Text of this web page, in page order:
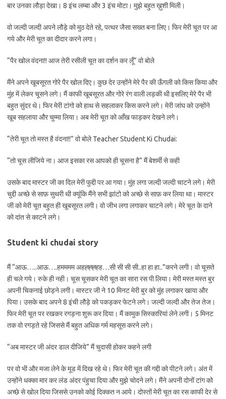
बार उनका लौड़ा देखा। 8 इंच लम्बा और 3 इंच मोटा। मुझे बहुत ख़ुशी मिली।
वो जल्दी जल्दी अपने लौड़े को मुठ देते रहे, पत्थर जैसा सख्त बना लिए। फिर मेरी चूत पर आ
गये और मेरी चूत का दीदार करने लगा।
“पैर खोल वंदना!! आज तेरी रसीली चूत का दर्शन कर लूँ” वो बोले
मैंने अपने खूबसूरत गोरे पैर खोल दिए। कुछ देर उन्होंने मेरे पैर की ऊँगली को किस किया और
मुंह में लेकर चूसने लगे। मैं काफी खूबसूरत और गोरे रंग वाली लड़की थी इसलिए मेरे पैर भी
बहुत सुंदर थे। फिर मेरी टांगो को हाथ से सहलाकर किस करने लगे। मेरी जांघ को उन्होंने
खूब सहलाया और चुम्मा लिया। अब मेरी चूत को आँख फाड़कर देखने लगे।
“तेरी चूत तो मस्त है वंदना!!” वो बोले Teacher Student Ki Chudai:
“तो चूस लीजिये ना। आज इसका रस आपको ही चूसना है” मैं बेशर्मी से कही
उसके बाद मास्टर जी का दिल मेरी फुद्दी पर आ गया। मुंह लगा जल्दी जल्दी चाटने लगे। मेरी
चुद्दी अच्छे से साफ़ सुथरी थी क्यूंकि मैंने सभी झांटो को अच्छे से साफ़ कर लिया था। मास्टर
जी को मेरी चूत बहुत ही खूबसूरत लगी। वो जीभ लगा लगाकर चाटने लगे। मेरे चूत के दाने
को दांत से काटने लगे।
Student ki chudai story
मैं “आऊ…..आऊ….हमममम अहह्ह्ह्हह…सी सी सी सी..हा हा हा..”करने लगी। वो चूसते
ही चले गये। रुके ही नही। चूस चूसकर मेरी चूत का सारा रस पी लिया। मेरी मस्त मस्त बुर
अपनी चिकनाई छोड़ने लगी। मास्टर जी ने 10 मिनट मेरी बुर को मुंह लगाकर खाया और
पिया। उसके बाद अपने 8 इंची लौड़े को पकड़कर फेटने लगे। जल्दी जल्दी और तेज तेज।
फिर मेरी चूत पर रखकर रगड़ना शुरू कर दिया। मैं कामुक सिस्कारियां लेने लगी। 5 मिनट
तक वो रगड़ते रहे जिससे मैं बहुत अधिक गर्म महसूस करने लगे।
“अब मास्टर जी अंदर डाल दीजिये” मैं चुदासी होकर कहने लगी
पर वो भी और मजा लेने के मूड में दिख रहे थे। फिर मेरी चूत की गद्दी को पीटने लगे। अंत में
उन्होंने धक्का मार कर लंड अंदर पंहुचा दिया और मुझे चोदने लगे। मैंने अपनी दोनों टांग को
अच्छे से खोल दिया जिससे उनको कोई दिक्कत न आये। दोस्तों मेरी चूत का रस काफी देर से